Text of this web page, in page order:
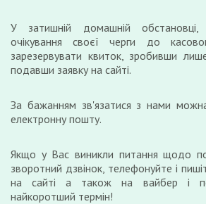
У затишній домашній
очікування своєї черги до
зарезервувати квиток, зробивши
подавши заявку на сайті.
За бажанням зв'язатися з нами
електронну пошту.
Якщо у Вас виникли питання щодо
зворотний дзвінок, телефонуйте і
на сайті а також на вайбер і
найкоротший термін!